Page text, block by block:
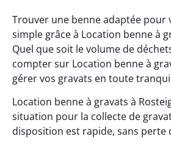
Trouver une benne adaptée pour
simple grâce à Location benne à
Quel que soit le volume de
compter sur Location benne à
gérer vos gravats en toute
Location benne à gravats à
situation pour la collecte de
disposition est rapide, sans perte